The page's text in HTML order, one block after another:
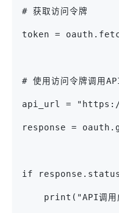
# 获取访问令牌
token =
# 使用访问令牌调用
api_url = "https://
response =
if
print("API调